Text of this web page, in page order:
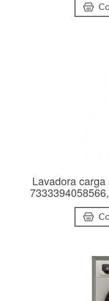
Lavadora